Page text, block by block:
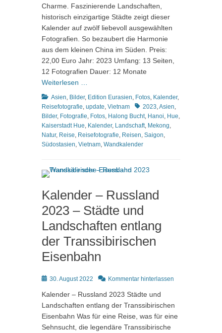
Charme. Faszinierende Landschaften,
historisch einzigartige Städte zeigt dieser
Kalender auf zwölf liebevoll ausgewählten
Fotografien. So bezaubert die Harmonie
aus dem kleinen China im Süden. Preis:
22,00 Euro Jahr: 2023 Umfang: 13 Seiten,
12 Fotografien Dauer: 12 Monate
Weiterlesen …
Kategorien
Asien, Bilder, Edition Eurasien, Fotos, Kalender,
Reisefotografie, update, Vietnam Schlagworte
2023,Asien,
Bilder, Fotografie, Fotos, Halong Bucht, Hanoi, Hue,
Kaiserstadt Hue, Kalender, Landschaft, Mekong,
Natur, Reise, Reisefotografie, Reisen, Saigon,
Südostasien, Vietnam, Wandkalender
Kalender – Russland
2023 – Städte und
Landschaften entlang
der Transsibirischen
Eisenbahn
Posted
30. August 2022 Kommentar hinterlassen
Kalender – Russland 2023 Städte und
Landschaften entlang der Transsibirischen
Eisenbahn Was für eine Reise, was für eine
Sehnsucht, die legendäre Transsibirische